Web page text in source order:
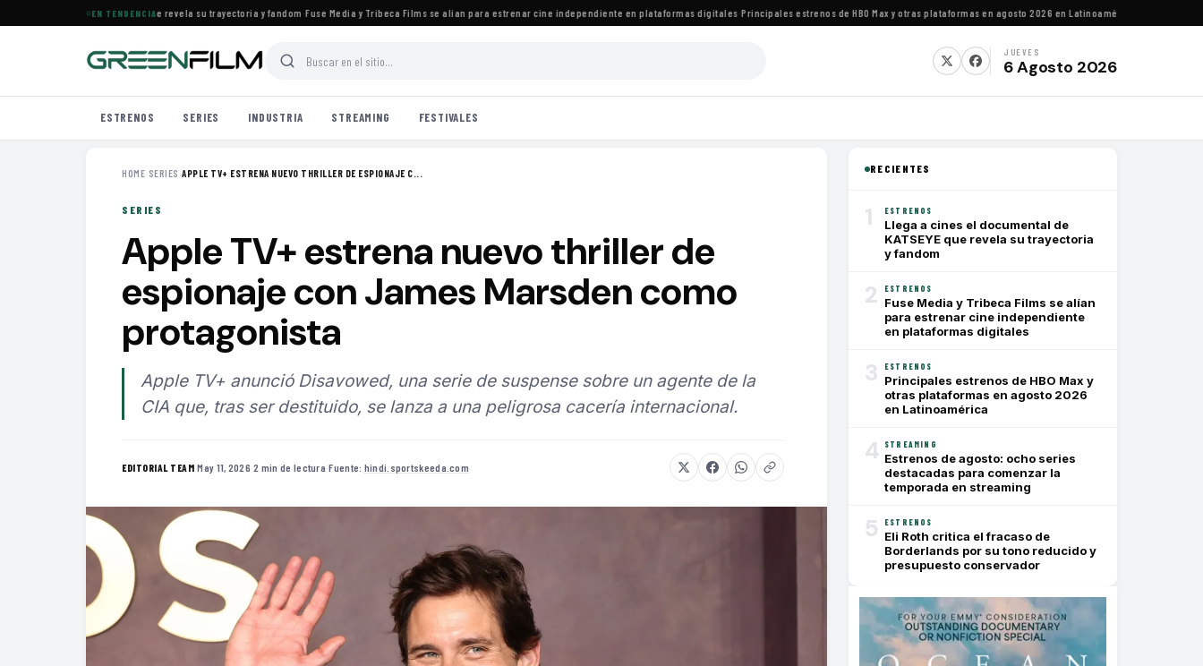
EN TENDENCIA
documental de KATSEYE que revela su trayectoria y fandom·Fuse Media y Tribeca Films se alían para estrenar cine independiente en plataformas digitales·Principales estrenos de HBO Max y otras plataformas en agosto 2026 en Latinoamérica·Estrenos de
JUEVES
6 Agosto 2026
ESTRENOS SERIES INDUSTRIA STREAMING FESTIVALES
HOME› SERIES ›APPLE TV+ ESTRENA NUEVO THRILLER DE ESPIONAJE C...
SERIES
Apple TV+ estrena nuevo thriller de
espionaje con James Marsden como
protagonista
Apple TV+ anunció Disavowed, una serie de suspense sobre un agente de la
CIA que, tras ser destituido, se lanza a una peligrosa cacería internacional.
EDITORIAL TEAM·May 11, 2026·2 min de lectura·Fuente: hindi.sportskeeda.com
RECIENTES
1 ESTRENOS
Llega a cines el documental de
KATSEYE que revela su trayectoria
y fandom
2 ESTRENOS
Fuse Media y Tribeca Films se alían
para estrenar cine independiente
en plataformas digitales
3 ESTRENOS
Principales estrenos de HBO Max y
otras plataformas en agosto 2026
en Latinoamérica
4 STREAMING
Estrenos de agosto: ocho series
destacadas para comenzar la
temporada en streaming
5 ESTRENOS
Eli Roth critica el fracaso de
Borderlands por su tono reducido y
presupuesto conservador